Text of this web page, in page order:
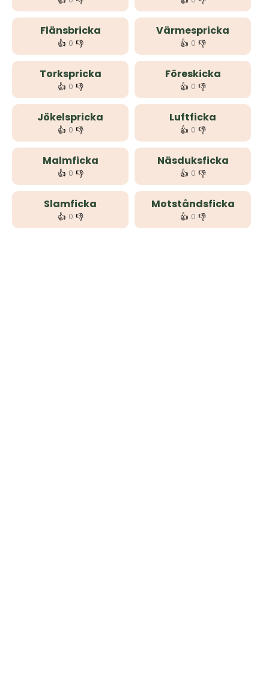
Flänsbricka
👍 0 👎
Värmespricka
👍 0 👎
Torkspricka
👍 0 👎
Föreskicka
👍 0 👎
Jökelspricka
👍 0 👎
Luftficka
👍 0 👎
Malmficka
👍 0 👎
Näsduksficka
👍 0 👎
Slamficka
👍 0 👎
Motståndsficka
👍 0 👎